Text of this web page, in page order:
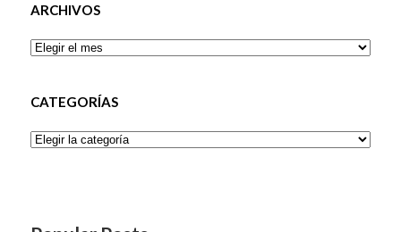
ARCHIVOS
Archivos
CATEGORÍAS
Categorías